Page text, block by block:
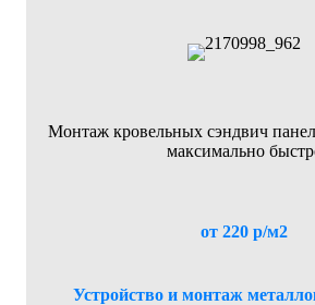
Монтаж кровельных сэндвич
максимально
от 220 р/м2
Устройство и монтаж